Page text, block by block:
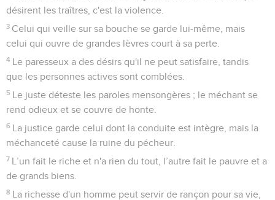
désirent les traîtres, c'est la violence.
3 Celui qui veille sur sa bouche se garde lui-même, mais
celui qui ouvre de grandes lèvres court à sa perte.
4 Le paresseux a des désirs qu'il ne peut satisfaire, tandis
que les personnes actives sont comblées.
5 Le juste déteste les paroles mensongères ; le méchant se
rend odieux et se couvre de honte.
6 La justice garde celui dont la conduite est intègre, mais la
méchanceté cause la ruine du pécheur.
7 L’un fait le riche et n'a rien du tout, l’autre fait le pauvre et a
de grands biens.
8 La richesse d'un homme peut servir de rançon pour sa vie,